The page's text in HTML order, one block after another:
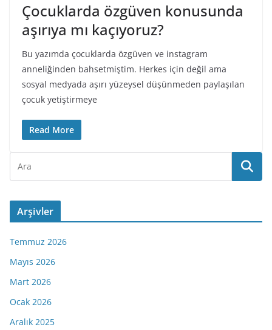
Çocuklarda özgüven konusunda
aşırıya mı kaçıyoruz?
Bu yazımda çocuklarda özgüven ve instagram
anneliğinden bahsetmiştim. Herkes için değil ama
sosyal medyada aşırı yüzeysel düşünmeden paylaşılan
çocuk yetiştirmeye
Read More
Arşivler
Temmuz 2026
Mayıs 2026
Mart 2026
Ocak 2026
Aralık 2025